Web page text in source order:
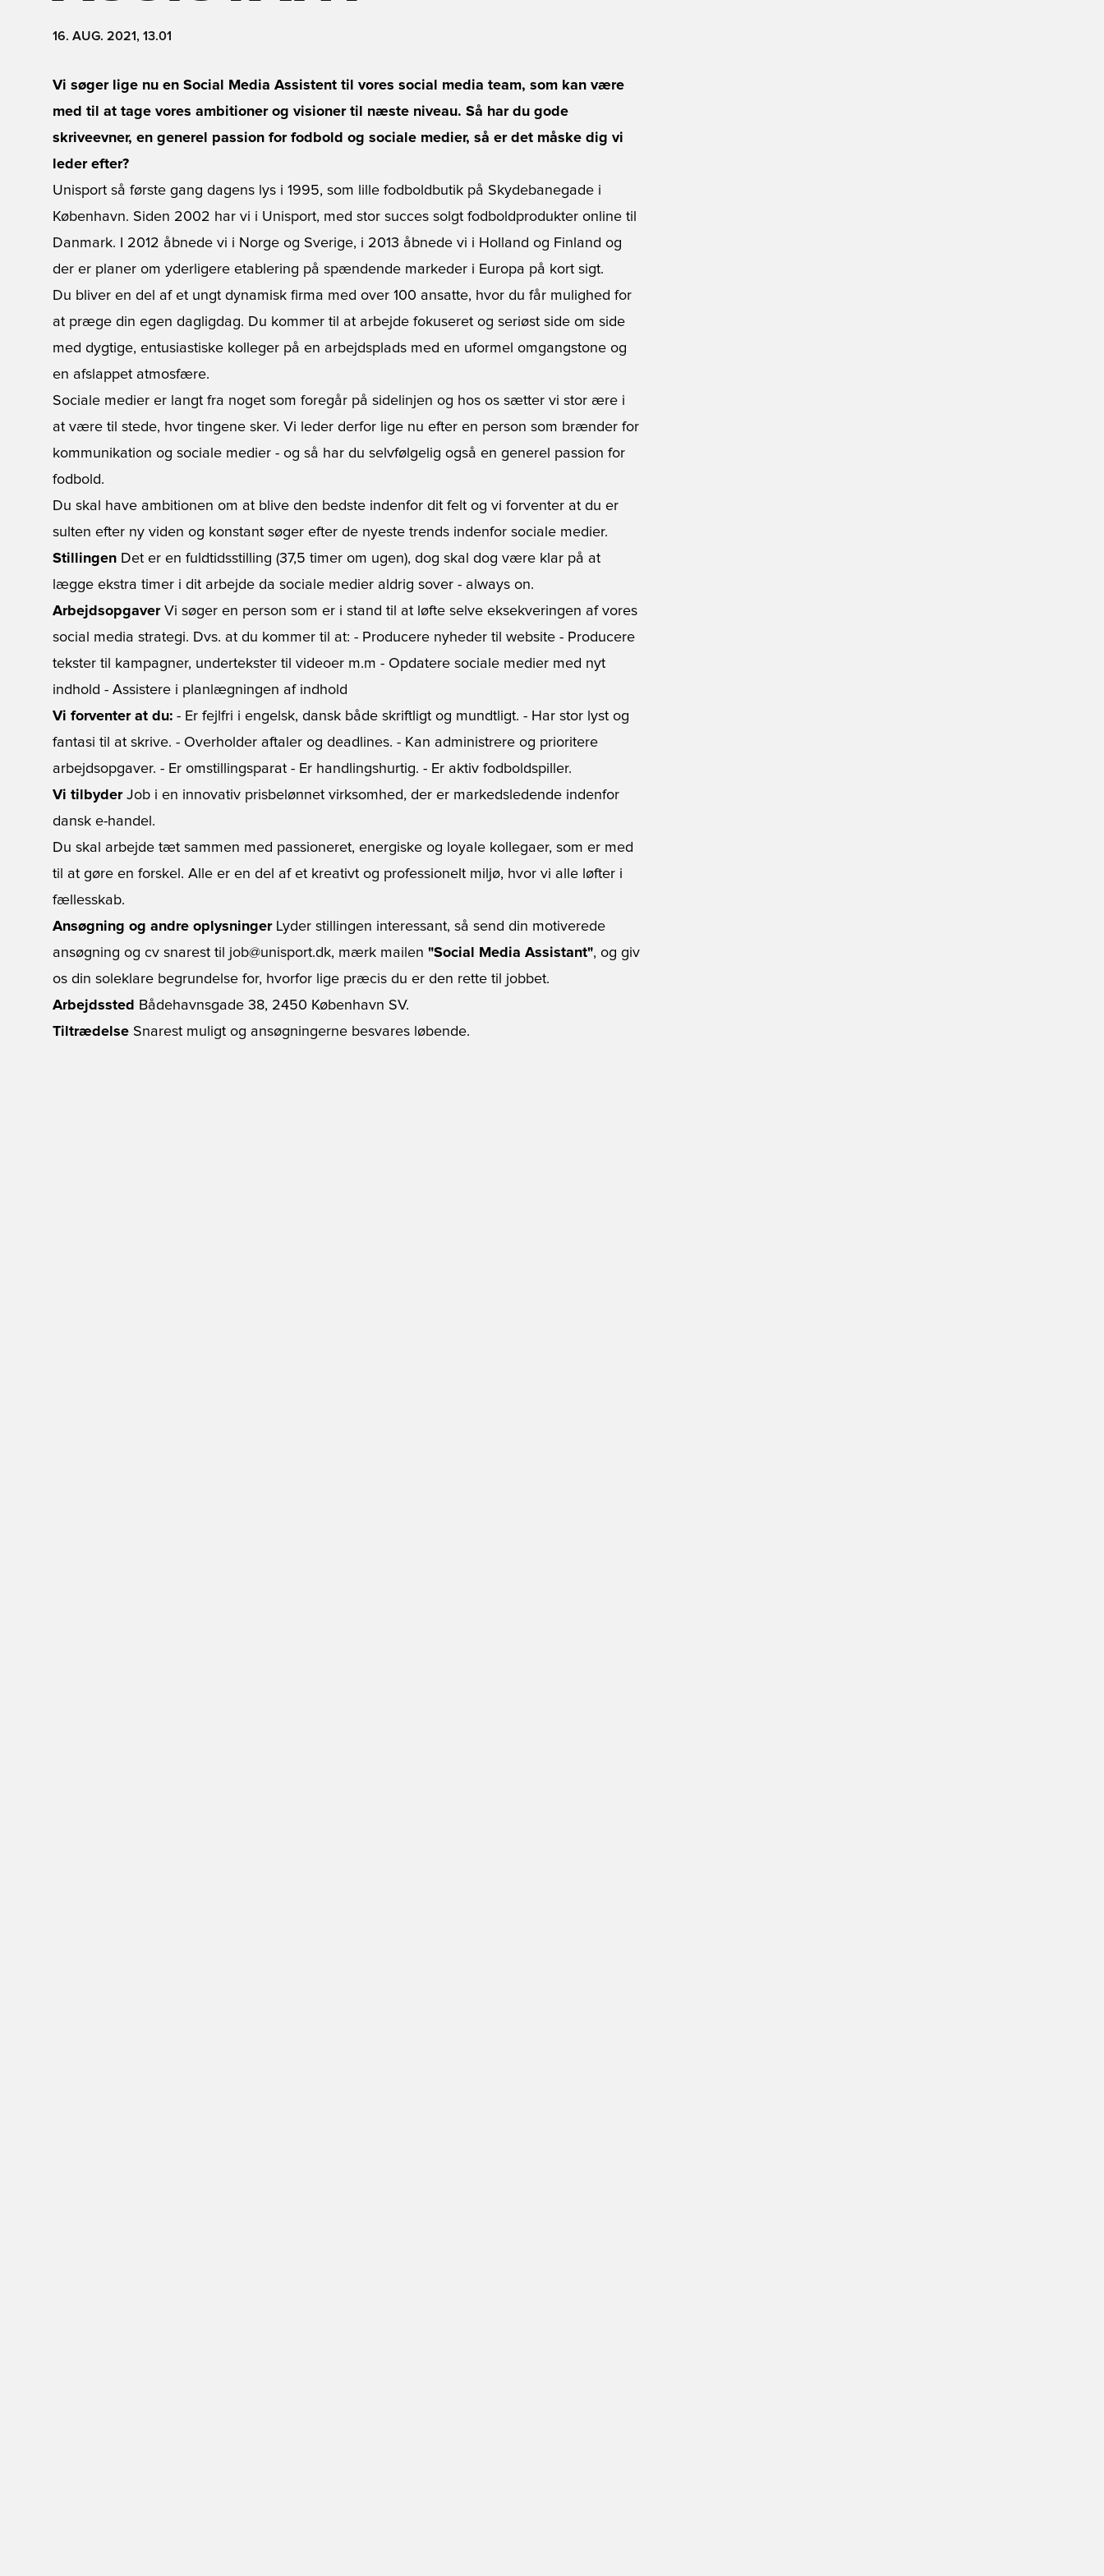
16. AUG. 2021, 13.01
Vi søger lige nu en Social Media Assistent til vores social media team, som kan være
med til at tage vores ambitioner og visioner til næste niveau. Så har du gode
skriveevner, en generel passion for fodbold og sociale medier, så er det måske dig vi
leder efter?
Unisport så første gang dagens lys i 1995, som lille fodboldbutik på Skydebanegade i
København. Siden 2002 har vi i Unisport, med stor succes solgt fodboldprodukter online til
Danmark. I 2012 åbnede vi i Norge og Sverige, i 2013 åbnede vi i Holland og Finland og
der er planer om yderligere etablering på spændende markeder i Europa på kort sigt.
Du bliver en del af et ungt dynamisk firma med over 100 ansatte, hvor du får mulighed for
at præge din egen dagligdag. Du kommer til at arbejde fokuseret og seriøst side om side
med dygtige, entusiastiske kolleger på en arbejdsplads med en uformel omgangstone og
en afslappet atmosfære.
Sociale medier er langt fra noget som foregår på sidelinjen og hos os sætter vi stor ære i
at være til stede, hvor tingene sker. Vi leder derfor lige nu efter en person som brænder for
kommunikation og sociale medier - og så har du selvfølgelig også en generel passion for
fodbold.
Du skal have ambitionen om at blive den bedste indenfor dit felt og vi forventer at du er
sulten efter ny viden og konstant søger efter de nyeste trends indenfor sociale medier.
Stillingen Det er en fuldtidsstilling (37,5 timer om ugen), dog skal dog være klar på at
lægge ekstra timer i dit arbejde da sociale medier aldrig sover - always on.
ArbejdsopgaverVi søger en person som er i stand til at løfte selve eksekveringen af vores
social media strategi. Dvs. at du kommer til at: - Producere nyheder til website - Producere
tekster til kampagner, undertekster til videoer m.m - Opdatere sociale medier med nyt
indhold - Assistere i planlægningen af indhold
Vi forventer at du: - Er fejlfri i engelsk, dansk både skriftligt og mundtligt. - Har stor lyst og
fantasi til at skrive. - Overholder aftaler og deadlines. - Kan administrere og prioritere
arbejdsopgaver. - Er omstillingsparat - Er handlingshurtig. - Er aktiv fodboldspiller.
Vi tilbyderJob i en innovativ prisbelønnet virksomhed, der er markedsledende indenfor
dansk e-handel.
Du skal arbejde tæt sammen med passioneret, energiske og loyale kollegaer, som er med
til at gøre en forskel. Alle er en del af et kreativt og professionelt miljø, hvor vi alle løfter i
fællesskab.
Ansøgning og andre oplysningerLyder stillingen interessant, så send din motiverede
ansøgning og cv snarest til job@unisport.dk, mærk mailen "Social Media Assistant", og giv
os din soleklare begrundelse for, hvorfor lige præcis du er den rette til jobbet.
Arbejdssted Bådehavnsgade 38, 2450 København SV.
Tiltrædelse Snarest muligt og ansøgningerne besvares løbende.